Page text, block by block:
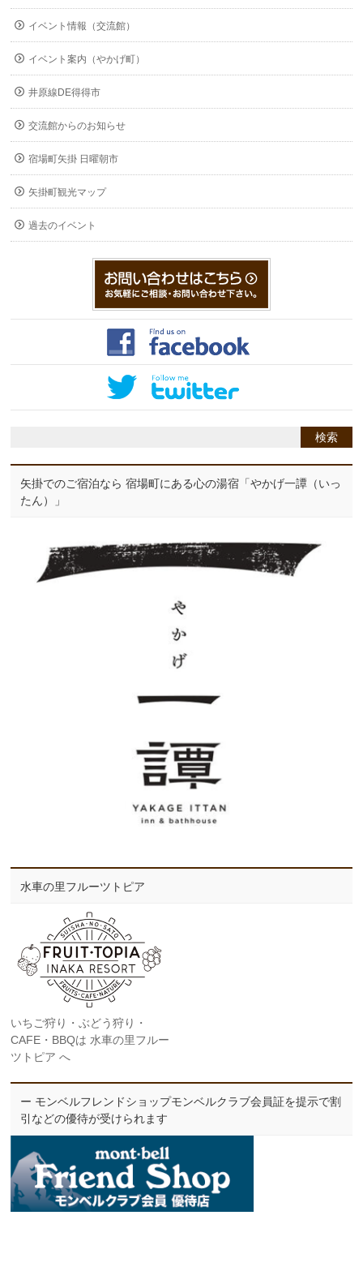
イベント情報（交流館）
イベント案内（やかげ町）
井原線DE得得市
交流館からのお知らせ
宿場町矢掛 日曜朝市
矢掛町観光マップ
過去のイベント
矢掛でのご宿泊なら 宿場町にある心の湯宿「やかげ一譚（いっ
たん）」
水車の里フルーツトピア
いちご狩り・ぶどう狩り・
CAFE・BBQは 水車の里フルー
ツトピア へ
ー モンベルフレンドショップモンベルクラブ会員証を提示で割
引などの優待が受けられます